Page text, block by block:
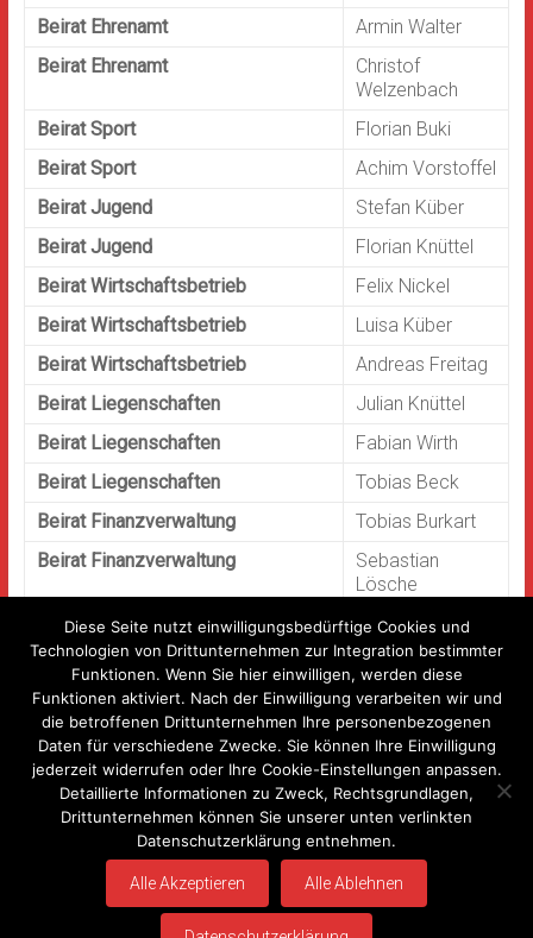
Beirat Ehrenamt
Armin Walter
Beirat Ehrenamt
Christof
Welzenbach
Beirat Sport
Florian Buki
Beirat Sport
Achim Vorstoffel
Beirat Jugend
Stefan Küber
Beirat Jugend
Florian Knüttel
Beirat Wirtschaftsbetrieb
Felix Nickel
Beirat Wirtschaftsbetrieb
Luisa Küber
Beirat Wirtschaftsbetrieb
Andreas Freitag
Beirat Liegenschaften
Julian Knüttel
Beirat Liegenschaften
Fabian Wirth
Beirat Liegenschaften
Tobias Beck
Beirat Finanzverwaltung
Tobias Burkart
Beirat Finanzverwaltung
Sebastian
Lösche
Beirat Finanzverwaltung
Renate Pfaff
Kassenprüfer
Jürgen Arnold
Kassenprüfer
Daniel Inderwies
Stand: 20.03.2026
Copyright © 2026Sportverein Rieneck 1920 e.V.. Alle Rechte vorbehalten.
Acceleratevon ThemeGrill. Präsentiert vonWordPress
Datenschutzerklärung Kontakt
Diese Seite nutzt einwilligungsbedürftige Cookies und
Technologien von Drittunternehmen zur Integration bestimmter
Funktionen. Wenn Sie hier einwilligen, werden diese
Funktionen aktiviert. Nach der Einwilligung verarbeiten wir und
die betroffenen Drittunternehmen Ihre personenbezogenen
Daten für verschiedene Zwecke. Sie können Ihre Einwilligung
jederzeit widerrufen oder Ihre Cookie-Einstellungen anpassen.
Detaillierte Informationen zu Zweck, Rechtsgrundlagen,
Drittunternehmen können Sie unserer unten verlinkten
Datenschutzerklärung entnehmen.
Alle Akzeptieren Alle Ablehnen